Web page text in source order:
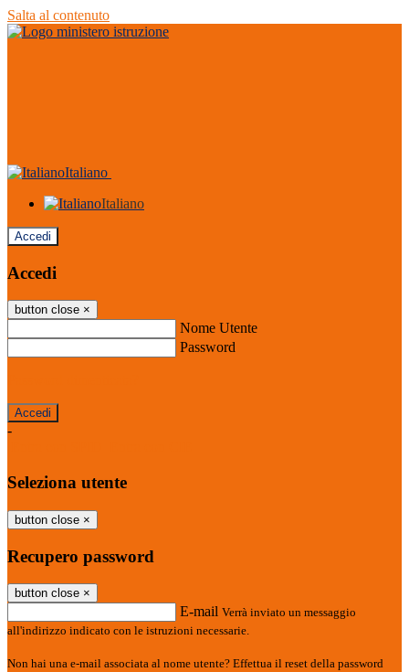
Salta al contenuto
Italiano
Italiano
Accedi
Accedi
button close ×
Nome Utente
Password
-
Seleziona utente
button close ×
Recupero password
button close ×
E-mail Verrà inviato un messaggio
all'indirizzo indicato con le istruzioni necessarie.
Non hai una e-mail associata al nome utente? Effettua il reset della password